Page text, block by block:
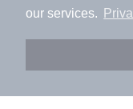
our services.
アプリに切り
会員登録なしで